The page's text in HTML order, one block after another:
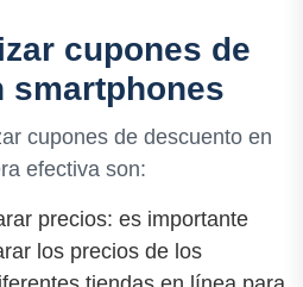
cupones de
smartphones
cupones de descuento en
efectiva son:
precios: es importante
los precios de los